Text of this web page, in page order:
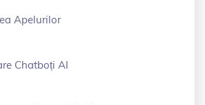
Apelurilor
Chatboți AI